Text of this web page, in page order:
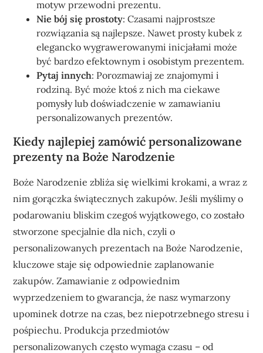
motyw przewodni prezentu.
Nie bój się prostoty: Czasami najprostsze
rozwiązania są najlepsze. Nawet prosty kubek z
elegancko wygrawerowanymi inicjałami może
być bardzo efektownym i osobistym prezentem.
Pytaj innych: Porozmawiaj ze znajomymi i
rodziną. Być może ktoś z nich ma ciekawe
pomysły lub doświadczenie w zamawianiu
personalizowanych prezentów.
Kiedy najlepiej zamówić personalizowane
prezenty na Boże Narodzenie
Boże Narodzenie zbliża się wielkimi krokami, a wraz z
nim gorączka świątecznych zakupów. Jeśli myślimy o
podarowaniu bliskim czegoś wyjątkowego, co zostało
stworzone specjalnie dla nich, czyli o
personalizowanych prezentach na Boże Narodzenie,
kluczowe staje się odpowiednie zaplanowanie
zakupów. Zamawianie z odpowiednim
wyprzedzeniem to gwarancja, że nasz wymarzony
upominek dotrze na czas, bez niepotrzebnego stresu i
pośpiechu. Produkcja przedmiotów
personalizowanych często wymaga czasu – od